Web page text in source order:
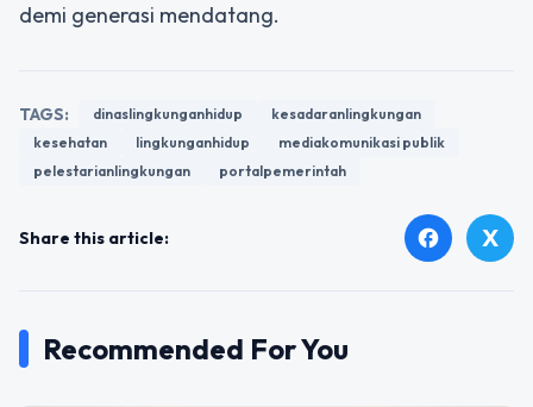
demi generasi mendatang.
TAGS: dinaslingkunganhidup
kesadaranlingkungan
kesehatan
lingkunganhidup
mediakomunikasi publik
pelestarianlingkungan
portalpemerintah
Share this article: facebook X
Recommended For You